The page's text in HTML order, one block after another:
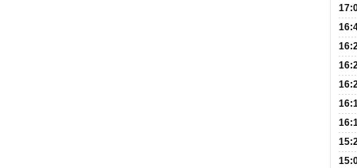
Bağ
İlk